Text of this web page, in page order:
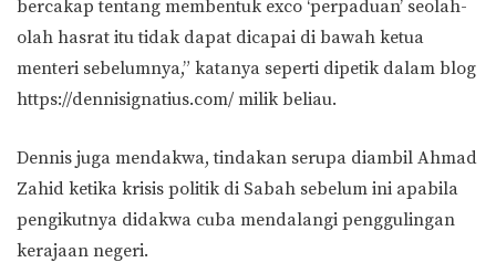
bercakap tentang membentuk exco ‘perpaduan’ seolah-
olah hasrat itu tidak dapat dicapai di bawah ketua
menteri sebelumnya,” katanya seperti dipetik dalam blog
https://dennisignatius.com/ milik beliau.
Dennis juga mendakwa, tindakan serupa diambil Ahmad
Zahid ketika krisis politik di Sabah sebelum ini apabila
pengikutnya didakwa cuba mendalangi penggulingan
kerajaan negeri.